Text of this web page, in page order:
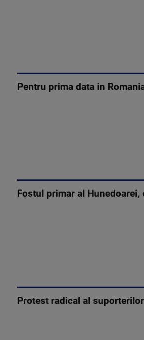
Pentru prima data in
Fostul primar al
Protest radical al